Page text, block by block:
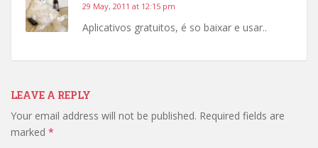
29 May, 2011 at 12:15 pm
Aplicativos gratuitos, é so baixar e usar..
LEAVE A REPLY
Your email address will not be published. Required fields are
marked *